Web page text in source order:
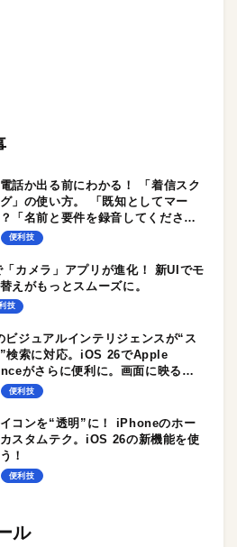
話か出る前にわかる！ 「着信スク
」の使い方。 「既知としてマー
「名前と要件を録音してくださ
れたときの対処法も
便利技
カメラ」アプリが進化！ 新UIでモ
えがもっとスムーズに。
技
ジュアルインテリジェンスが“ス
検索に対応。iOS 26でApple
がさらに便利に。画面に映るす
、検索ぅ！
便利技
コンを“透明”に！ iPhoneのホー
スタムテク。iOS 26の新機能を使
！
便利技
ル